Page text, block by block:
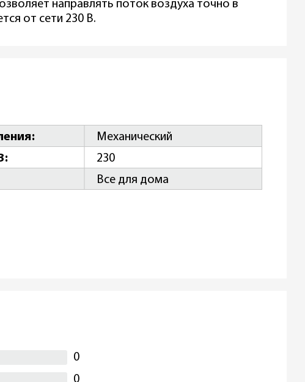
направлять поток воздуха точно в
от сети 230 В.
Механический
230
Все для дома
0
0